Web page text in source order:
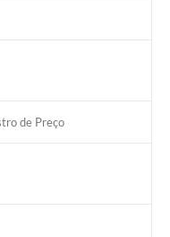
de Preço